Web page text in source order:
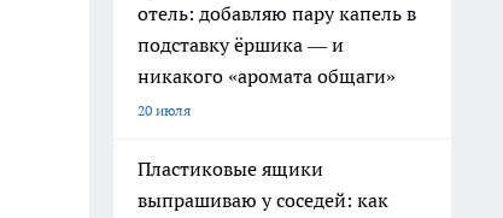
отель: добавляю пару капель в
подставку ёршика — и
никакого «аромата общаги»
20 июля
Пластиковые ящики
выпрашиваю у соседей: как